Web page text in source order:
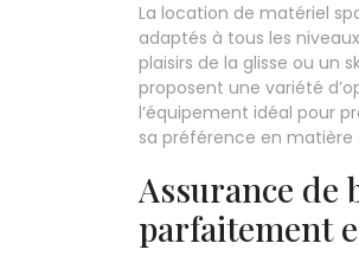
La location de matériel
adaptés à tous les
plaisirs de la glisse ou un
proposent une variété
l’équipement idéal pour
sa préférence en matière
Assurance de
parfaitement